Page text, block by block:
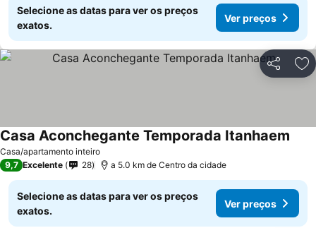
Selecione as datas para ver os preços
exatos.
Ver preços
Partilhar
Casa/apartamento inteiro
Casa Aconchegante Temporada Itanhaem
9,7 Excelente 28 a 5.0 km de Centro da cidade
Selecione as datas para ver os preços
exatos.
Ver preços